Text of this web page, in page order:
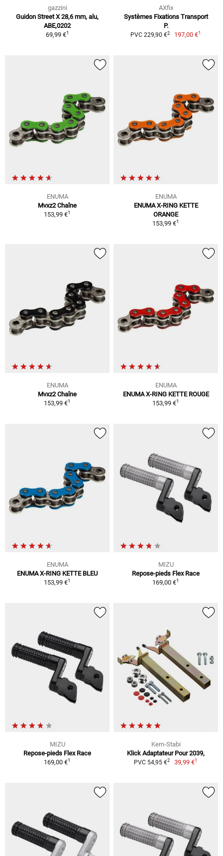
gazzini
Guidon Street X 28,6 mm, alu,
ABE,0202
69,99 €1
AXfix
Systèmes Fixations Transport
P.
PVC 229,90 €2 197,00 €1
ENUMA
Mvxz2 Chaîne
153,99 €1
ENUMA
ENUMA X-RING KETTE
ORANGE
153,99 €1
ENUMA
Mvxz2 Chaîne
153,99 €1
ENUMA
ENUMA X-RING KETTE ROUGE
153,99 €1
ENUMA
ENUMA X-RING KETTE BLEU
153,99 €1
MIZU
Repose-pieds Flex Race
169,00 €1
MIZU
Repose-pieds Flex Race
169,00 €1
Kern-Stabi
Klick Adaptateur Pour 2039,
PVC 54,95 €2 39,99 €1